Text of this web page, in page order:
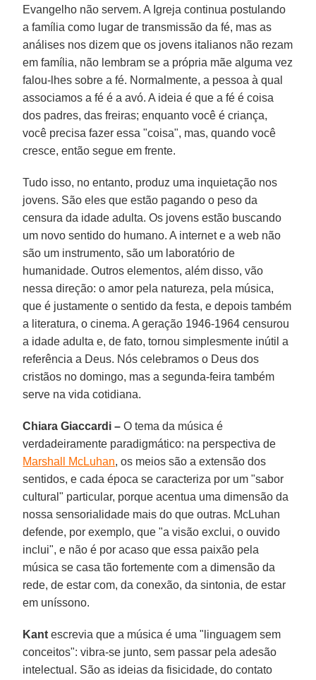
Evangelho não servem. A Igreja continua postulando
a família como lugar de transmissão da fé, mas as
análises nos dizem que os jovens italianos não rezam
em família, não lembram se a própria mãe alguma vez
falou-lhes sobre a fé. Normalmente, a pessoa à qual
associamos a fé é a avó. A ideia é que a fé é coisa
dos padres, das freiras; enquanto você é criança,
você precisa fazer essa "coisa", mas, quando você
cresce, então segue em frente.
Tudo isso, no entanto, produz uma inquietação nos
jovens. São eles que estão pagando o peso da
censura da idade adulta. Os jovens estão buscando
um novo sentido do humano. A internet e a web não
são um instrumento, são um laboratório de
humanidade. Outros elementos, além disso, vão
nessa direção: o amor pela natureza, pela música,
que é justamente o sentido da festa, e depois também
a literatura, o cinema. A geração 1946-1964 censurou
a idade adulta e, de fato, tornou simplesmente inútil a
referência a Deus. Nós celebramos o Deus dos
cristãos no domingo, mas a segunda-feira também
serve na vida cotidiana.
Chiara Giaccardi – O tema da música é
verdadeiramente paradigmático: na perspectiva de
Marshall McLuhan, os meios são a extensão dos
sentidos, e cada época se caracteriza por um "sabor
cultural" particular, porque acentua uma dimensão da
nossa sensorialidade mais do que outras. McLuhan
defende, por exemplo, que "a visão exclui, o ouvido
inclui", e não é por acaso que essa paixão pela
música se casa tão fortemente com a dimensão da
rede, de estar com, da conexão, da sintonia, de estar
em uníssono.
Kant escrevia que a música é uma "linguagem sem
conceitos": vibra-se junto, sem passar pela adesão
intelectual. São as ideias da fisicidade, do contato